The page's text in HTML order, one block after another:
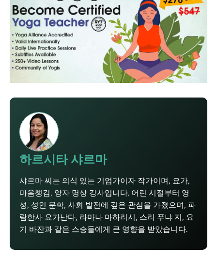
하르시타 샤르마
샤르마 씨는 의식 있는 기업가이자 작가이며, 요가,
마음챙김, 양자 명상 강사입니다. 어린 시절부터 영
성, 성인 문학, 사회 발전에 깊은 관심을 가졌으며, 파
람한사 요가난다, 라마나 마하리시, 스리 푸냐 지, 요
기 바잔과 같은 스승들에게 큰 영향을 받았습니다.